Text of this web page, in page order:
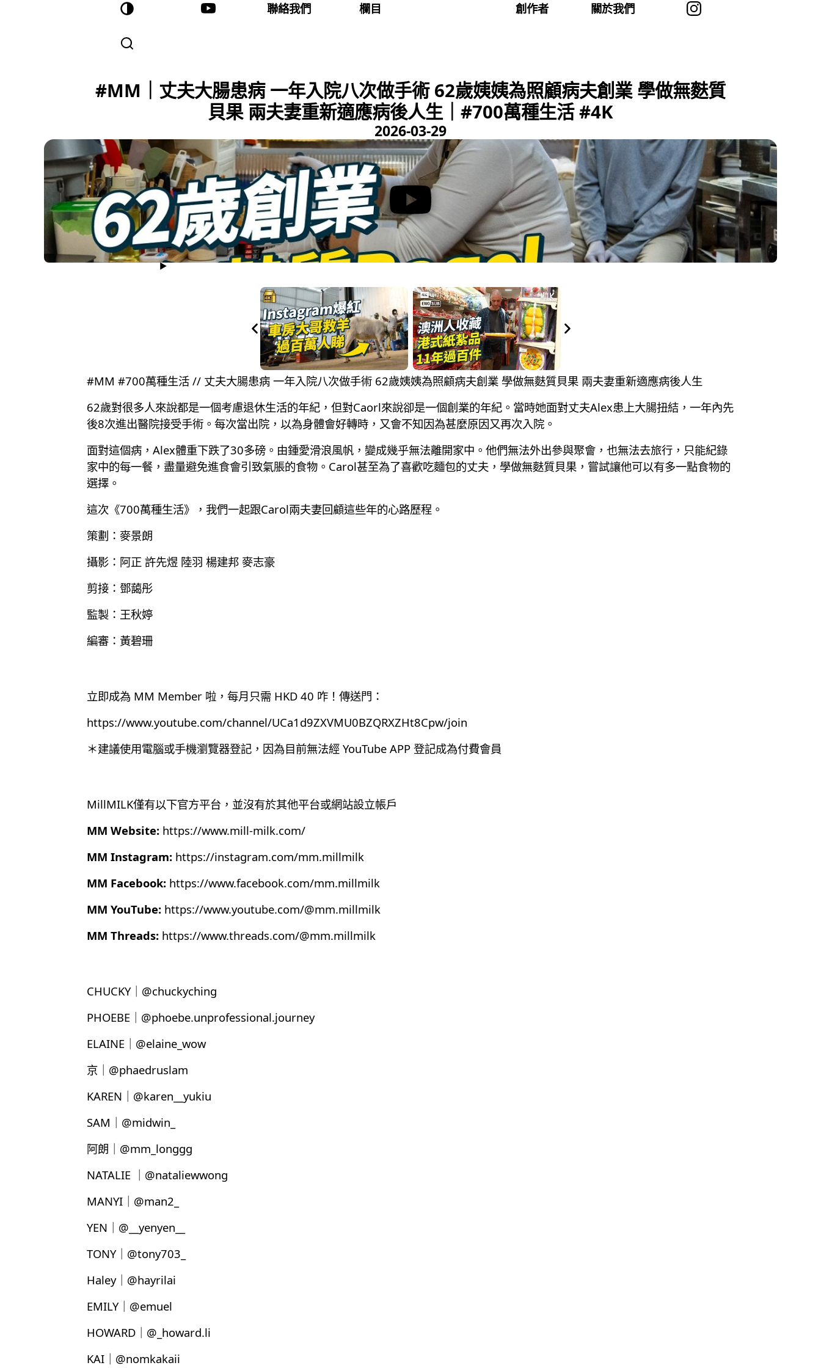
聯絡我們 欄目 創作者 關於我們
#MM｜丈夫大腸患病 一年入院八次做手術 62歲姨姨為照顧病夫創業 學做無麩質
貝果 兩夫妻重新適應病後人生｜#700萬種生活 #4K
2026-03-29
#MM #700萬種生活 // 丈夫大腸患病 一年入院八次做手術 62歲姨姨為照顧病夫創業 學做無麩質貝果 兩夫妻重新適應病後人生
62歲對很多人來說都是一個考慮退休生活的年紀，但對Caorl來說卻是一個創業的年紀。當時她面對丈夫Alex患上大腸扭結，一年內先
後8次進出醫院接受手術。每次當出院，以為身體會好轉時，又會不知因為甚麼原因又再次入院。
面對這個病，Alex體重下跌了30多磅。由鍾愛滑浪風帆，變成幾乎無法離開家中。他們無法外出參與聚會，也無法去旅行，只能紀錄
家中的每一餐，盡量避免進食會引致氣脹的食物。Carol甚至為了喜歡吃麵包的丈夫，學做無麩質貝果，嘗試讓他可以有多一點食物的
選擇。
這次《700萬種生活》，我們一起跟Carol兩夫妻回顧這些年的心路歷程。
策劃：麥景朗
攝影：阿正 許先煜 陸羽 楊建邦 麥志豪
剪接：鄧藹彤
監製：王秋婷
編審：黃碧珊
立即成為 MM Member 啦，每月只需 HKD 40 咋！傳送門：
https://www.youtube.com/channel/UCa1d9ZXVMU0BZQRXZHt8Cpw/join
＊建議使用電腦或手機瀏覽器登記，因為目前無法經 YouTube APP 登記成為付費會員
MillMILK僅有以下官方平台，並沒有於其他平台或網站設立帳戶
MM Website: https://www.mill-milk.com/
MM Instagram: https://instagram.com/mm.millmilk
MM Facebook: https://www.facebook.com/mm.millmilk
MM YouTube: https://www.youtube.com/@mm.millmilk
MM Threads: https://www.threads.com/@mm.millmilk
CHUCKY｜@chuckyching
PHOEBE｜@phoebe.unprofessional.journey
ELAINE｜@elaine_wow
京｜@phaedruslam
KAREN｜@karen__yukiu
SAM｜@midwin_
阿朗｜@mm_longgg
NATALIE ｜@nataliewwong
MANYI｜@man2_
YEN｜@__yenyen__
TONY｜@tony703_
Haley｜@hayrilai
EMILY｜@emuel
HOWARD｜@_howard.li
KAI｜@nomkakaii